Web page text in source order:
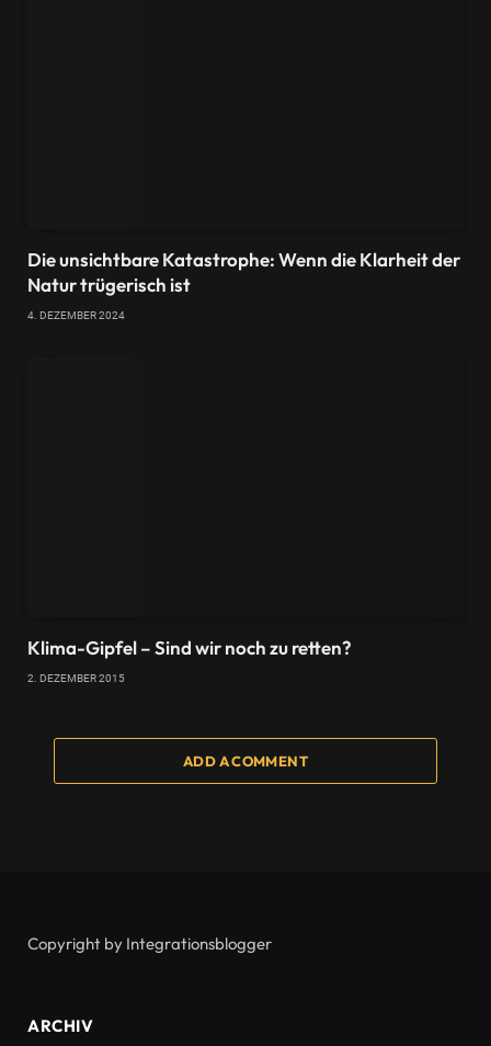
Die unsichtbare Katastrophe: Wenn die Klarheit der
Natur trügerisch ist
4. DEZEMBER 2024
Klima-Gipfel – Sind wir noch zu retten?
2. DEZEMBER 2015
ADD A COMMENT
Copyright by Integrationsblogger
ARCHIV